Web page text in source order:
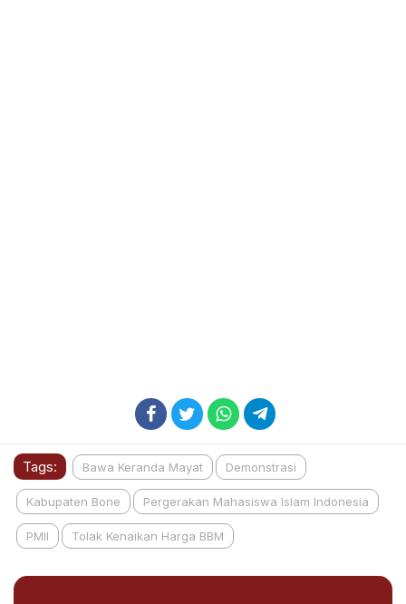
Tags: Bawa Keranda Mayat Demonstrasi
Kabupaten Bone Pergerakan Mahasiswa Islam Indonesia
PMII Tolak Kenaikan Harga BBM